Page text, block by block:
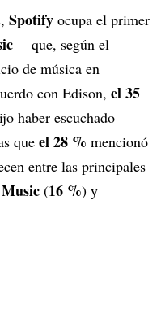
Spotify ocupa el primer
—que, según el
de música en
con Edison, el 35
haber escuchado
que el 28 % mencionó
entre las principales
(16 %) y